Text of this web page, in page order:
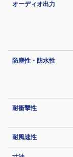
オーディオ出力
防塵性・防水性
耐衝撃性
耐風速性